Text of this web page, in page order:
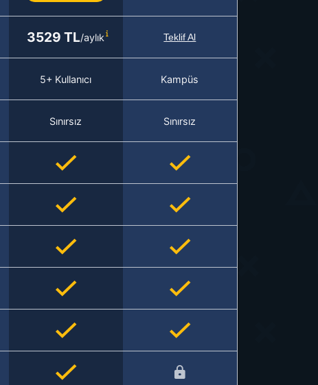
3529 TL/aylık Teklif Al
5+ Kullanıcı Kampüs
Sınırsız Sınırsız